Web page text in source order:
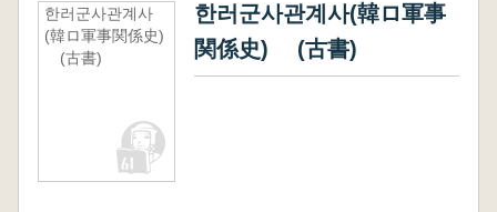
한러군사관계사
(韓ロ軍事関係史)
(古書)
한러군사관계사(韓ロ軍事
関係史) (古書)